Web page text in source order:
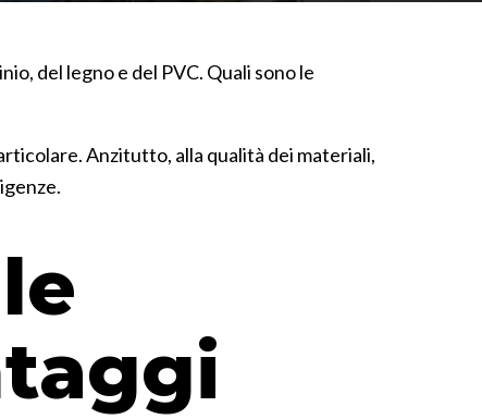
del legno e del PVC. Quali sono le
Anzitutto, alla qualità dei materiali,